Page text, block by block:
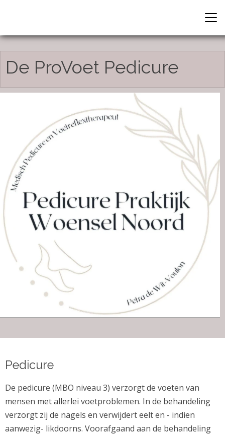
De ProVoet Pedicure
Pedicure
De pedicure (MBO niveau 3) verzorgt de voeten van
mensen met allerlei voetproblemen. In de behandeling
verzorgt zij de nagels en verwijdert eelt en - indien
aanwezig- likdoorns. Voorafgaand aan de behandeling